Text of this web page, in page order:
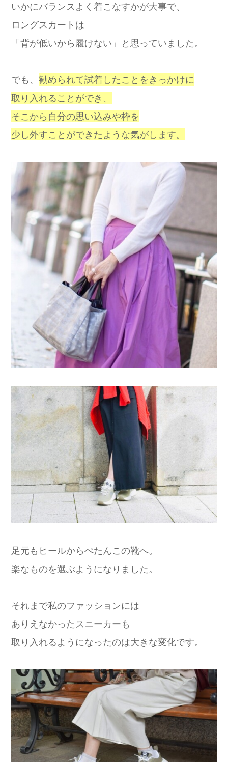
いかにバランスよく着こなすかが大事で、
ロングスカートは
「背が低いから履けない」と思っていました。
でも、 勧められて試着したことをきっかけに
取り入れることができ、
そこから自分の思い込みや枠を
少し外すことができたような気がします。
足元もヒールからぺたんこの靴へ。
楽なものを選ぶようになりました。
それまで私のファッションには
ありえなかったスニーカーも
取り入れるようになったのは大きな変化です。